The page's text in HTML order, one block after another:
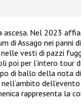
ascesa. Nel 2023
di Assago nei panni
vesti di pazzi
poi per l’intero tour
di ballo della nota
rappresenta la